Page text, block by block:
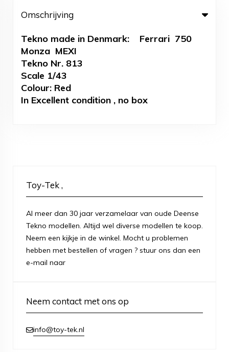
Omschrijving
Tekno made in Denmark: Ferrari 750
Monza MEXI
Tekno Nr. 813
Scale 1/43
Colour: Red
In Excellent condition , no box
Toy-Tek ,
Al meer dan 30 jaar verzamelaar van oude Deense
Tekno modellen. Altijd wel diverse modellen te koop.
Neem een kijkje in de winkel. Mocht u problemen
hebben met bestellen of vragen ? stuur ons dan een
e-mail naar
Neem contact met ons op
info@toy-tek.nl